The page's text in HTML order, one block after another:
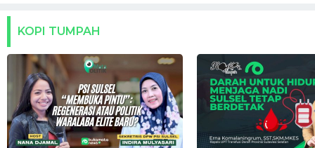
KOPI TUMPAH